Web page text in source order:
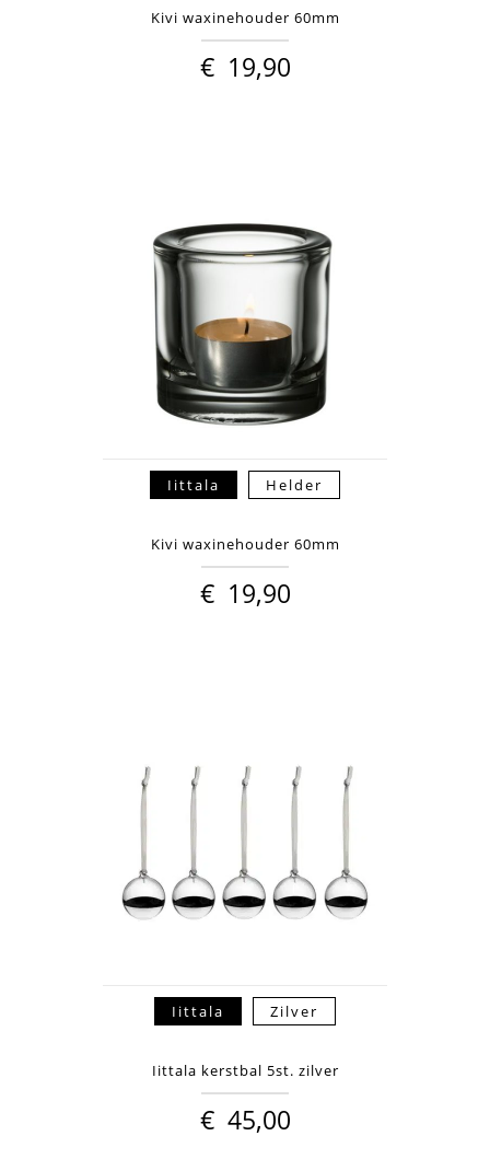
Kivi waxinehouder 60mm
€ 19,90
Iittala Helder
Kivi waxinehouder 60mm
€ 19,90
Iittala Zilver
Iittala kerstbal 5st. zilver
€ 45,00